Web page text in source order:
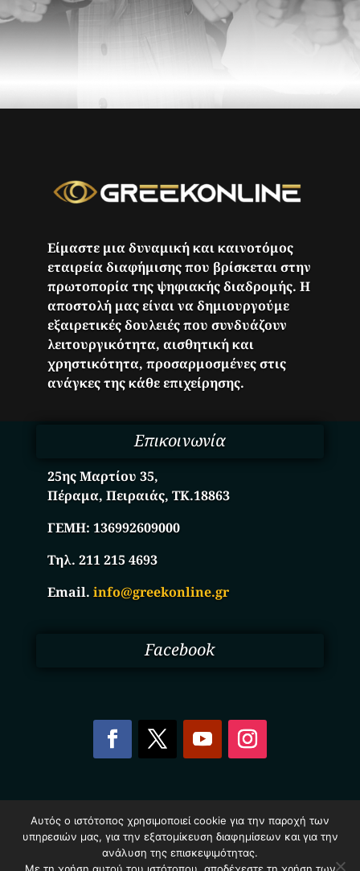
Είμαστε μια δυναμική και καινοτόμος
εταιρεία διαφήμισης που βρίσκεται στην
πρωτοπορία της ψηφιακής διαδρομής. Η
αποστολή μας είναι να δημιουργούμε
εξαιρετικές δουλειές που συνδυάζουν
λειτουργικότητα, αισθητική και
χρηστικότητα, προσαρμοσμένες στις
ανάγκες της κάθε επιχείρησης.
Επικοινωνία
25ης Μαρτίου 35,
Πέραμα, Πειραιάς, ΤΚ.18863
ΓΕΜΗ:136992609000
Τηλ. 211 215 4693
Email.info@greekonline.gr
Facebook
Επιχειρήσεων Ελλάδας – Greekonline.gr. All Rights
Reserved.
Όροι & Προυποθέσεις–Προστασία Προσωπικών
Αυτός ο ιστότοπος χρησιμοποιεί cookie για την παροχή των
υπηρεσιών μας, για την εξατομίκευση διαφημίσεων και για την
ανάλυση της επισκεψιμότητας.